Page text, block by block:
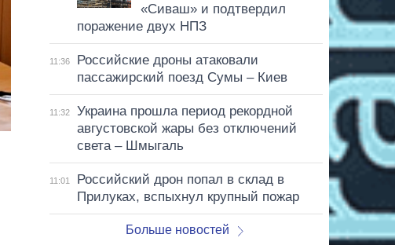
«Сиваш» и подтвердил
поражение двух НПЗ
11:36
Российские дроны атаковали
пассажирский поезд Сумы – Киев
11:32
Украина прошла период рекордной
августовской жары без отключений
света – Шмыгаль
11:01
Российский дрон попал в склад в
Прилуках, вспыхнул крупный пожар
Больше новостей